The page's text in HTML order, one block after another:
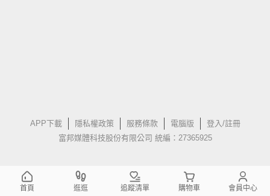
APP下載 隱私權政策 服務條款 電腦版
登入/註冊
富邦媒體科技股份有限公司 統編：27365925
首頁 逛逛 追蹤清單 購物車 會員中心